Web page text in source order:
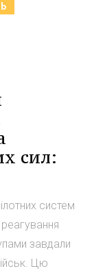
сил:
систем
завдали
Цю